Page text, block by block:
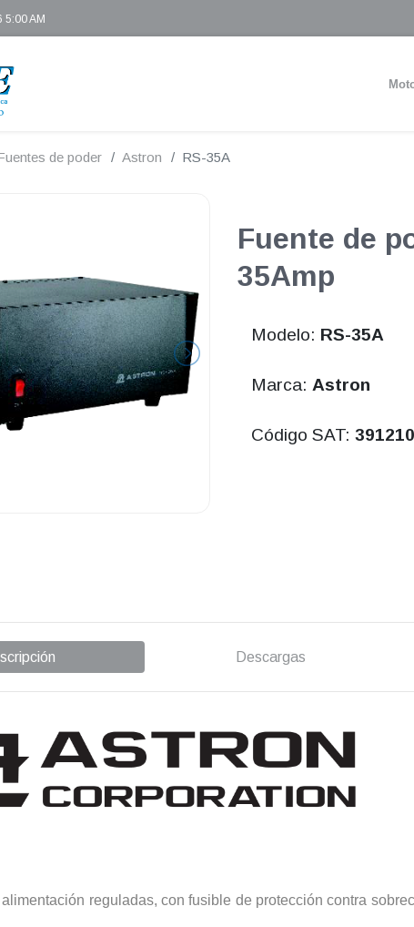
5:00 AM
de poder Astron RS-35A
Fuente de
35Amp
Modelo: RS-35A
Marca: Astron
Código SAT:
Descargas
alimentación reguladas, con fusible de protección contra